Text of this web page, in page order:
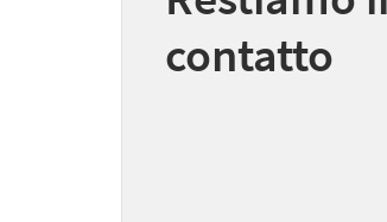
contatto